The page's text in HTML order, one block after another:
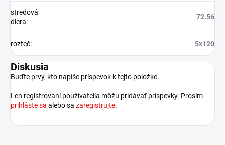
stredová
diera:
72.56
rozteč: 5x120
Diskusia
Buďte prvý, kto napíše príspevok k tejto položke.
Len registrovaní používatelia môžu pridávať príspevky. Prosím
prihláste sa alebo sa zaregistrujte.